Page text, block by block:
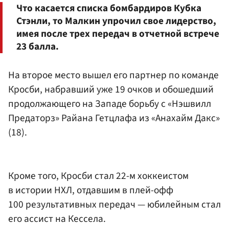
Что касается списка бомбардиров Кубка
Стэнли, то Малкин упрочил свое лидерство,
имея после трех передач в отчетной встрече
23 балла.
На второе место вышел его партнер по команде
Кросби, набравший уже 19 очков и обошедший
продолжающего на Западе борьбу с «Нэшвилл
Предаторз» Райана Гетцлафа из «Анахайм Дакс»
(18).
Кроме того, Кросби стал 22-м хоккеистом
в истории НХЛ, отдавшим в плей-офф
100 результативных передач — юбилейным стал
его ассист на Кессела.